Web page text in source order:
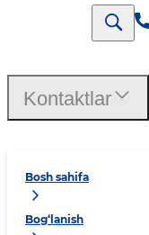
Bosh sahifa
Bog‘lanish
Kontaktlar